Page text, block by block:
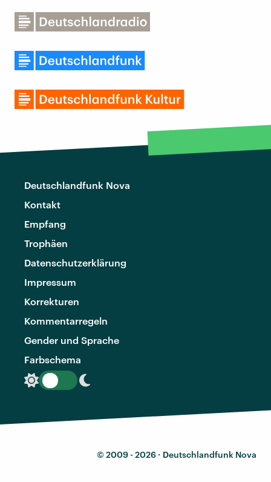
Deutschlandfunk Nova
Kontakt
Empfang
Trophäen
Datenschutzerklärung
Impressum
Korrekturen
Kommentarregeln
Gender und Sprache
Farbschema
© 2009 - 2026 · Deutschlandfunk Nova